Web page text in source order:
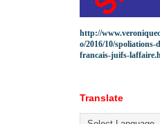
http://
o/2016/10/spoliations-
francais-juifs-
Translate